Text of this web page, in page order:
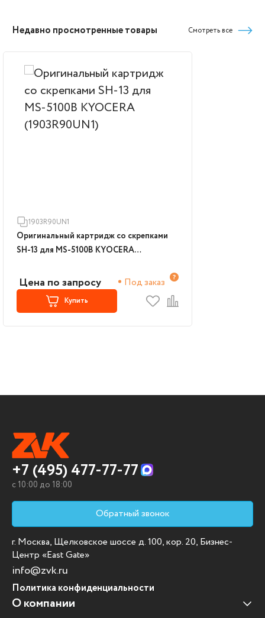
Недавно просмотренные товары Смотреть все
1903R90UN1
Оригинальный картридж со скрепками
SH-13 для MS-5100B KYOCERA
Цена по запросу Под заказ
Купить
+7 (495) 477-77-77
c 10:00 до 18:00
Обратный звонок
г. Москва, Щелковское шоссе д. 100, кор. 20, Бизнес-
Центр «East Gate»
info@zvk.ru
Политика конфиденциальности
О компании